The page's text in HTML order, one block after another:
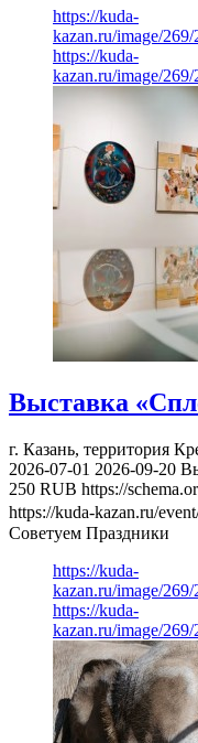
https://kuda-
kazan.ru/image/
https://kuda-
kazan.ru/image/
Выставка
г. Казань, территория
2026-07-01 2026-09-20
250 RUB https://
https://kuda-kazan.ru/
Советуем Праздники
https://kuda-
kazan.ru/image/
https://kuda-
kazan.ru/image/